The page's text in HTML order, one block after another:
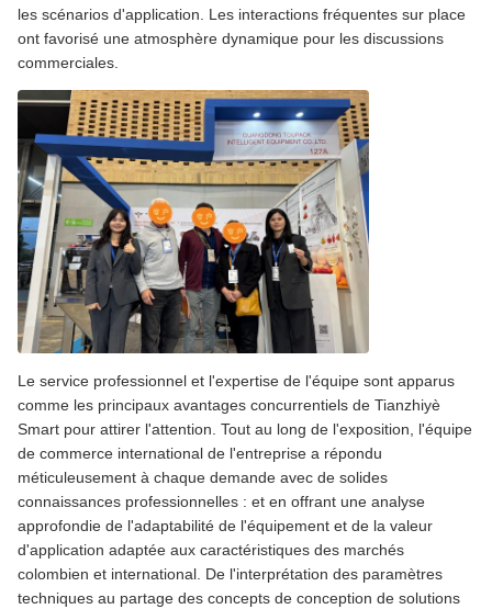
les scénarios d'application. Les interactions fréquentes sur place
ont favorisé une atmosphère dynamique pour les discussions
commerciales.
Le service professionnel et l'expertise de l'équipe sont apparus
comme les principaux avantages concurrentiels de Tianzhiyè
Smart pour attirer l'attention. Tout au long de l'exposition, l'équipe
de commerce international de l'entreprise a répondu
méticuleusement à chaque demande avec de solides
connaissances professionnelles : et en offrant une analyse
approfondie de l'adaptabilité de l'équipement et de la valeur
d'application adaptée aux caractéristiques des marchés
colombien et international. De l'interprétation des paramètres
techniques au partage des concepts de conception de solutions